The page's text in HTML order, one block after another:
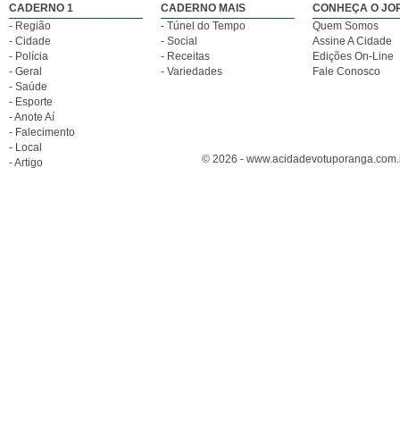
CADERNO 1
- Região
- Cidade
- Polícia
- Geral
- Saúde
- Esporte
- Anote Aí
- Falecimento
- Local
- Artigo
CADERNO MAIS
- Túnel do Tempo
- Social
- Receitas
- Variedades
CONHEÇA O
Quem Somos
Assine A Cidade
Edições On-Line
Fale Conosco
© 2026 -